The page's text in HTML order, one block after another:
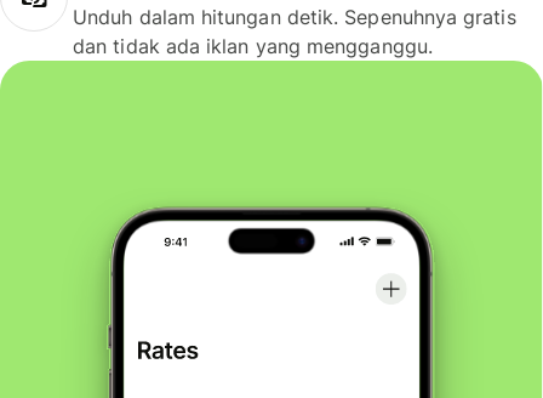
Unduh dalam hitungan detik. Sepenuhnya gratis
dan tidak ada iklan yang mengganggu.